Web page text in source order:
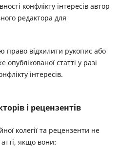
конфлікту інтересів автор
редактора для
право відхилити рукопис або
опублікованої статті у разі
інтересів.
і рецензентів
колегії та рецензенти не
якщо вони: